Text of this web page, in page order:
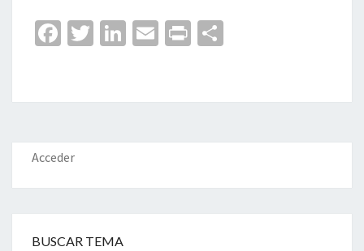
Fa
o
o
k
T
er
Li
dI
n
E
l
Pr
p
ar
Acceder
BUSCAR TEMA